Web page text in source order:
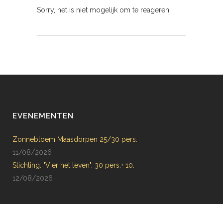
Sorry, het is niet mogelijk om te reageren.
EVENEMENTEN
Zonnebloem Maasdorpen 25/30 pers.
11/08/2026
Stichting: "Vier het leven". 30 pers.+ 10.
12/08/2026